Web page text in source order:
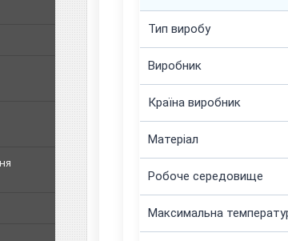
Тип виробу
Виробник
Країна виробник
Матеріал
Робоче середовище
Максимальна